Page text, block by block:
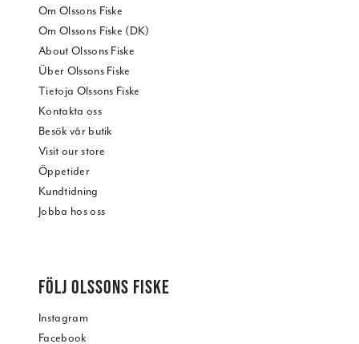
Om Olssons Fiske
Om Olssons Fiske (DK)
About Olssons Fiske
Über Olssons Fiske
Tietoja Olssons Fiske
Kontakta oss
Besök vår butik
Visit our store
Öppetider
Kundtidning
Jobba hos oss
FÖLJ OLSSONS FISKE
Instagram
Facebook